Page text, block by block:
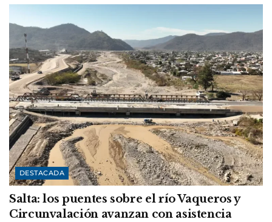
DESTACADA
Salta: los puentes sobre el río Vaqueros y
Circunvalación avanzan con asistencia